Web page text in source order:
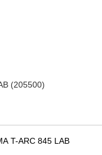
(205500)